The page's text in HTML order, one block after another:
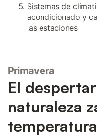
Sistemas de
acondicionado y
las estaciones
Primavera
El
naturaleza